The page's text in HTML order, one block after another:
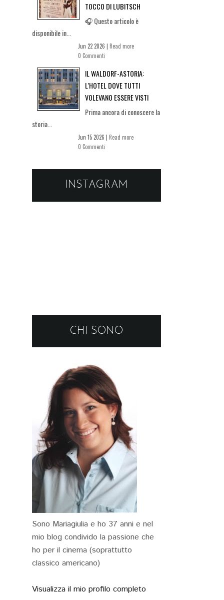
TOCCO DI LUBITSCH
🎧 Questo articolo è
disponibile in...
Jun 22 2026 | Read more
0 Commenti
IL WALDORF-ASTORIA:
L'HOTEL DOVE TUTTI
VOLEVANO ESSERE VISTI
Prima ancora di conoscere la
storia...
Jun 15 2026 | Read more
0 Commenti
INSTAGRAM
CHI SONO
Sono Mariagiulia e ho 37 anni e nel
mio blog condivido la passione che
ho per il cinema (soprattutto
classico americano)
Visualizza il mio profilo completo